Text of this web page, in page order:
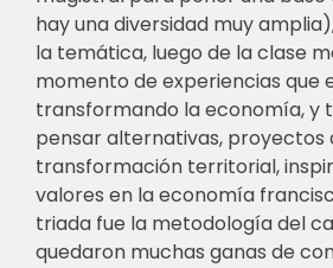
hay una diversidad muy
la temática, luego de la clase
momento de experiencias que
transformando la economía, y
pensar alternativas, proyectos
transformación territorial,
valores en la economía
triada fue la metodología del
quedaron muchas ganas de